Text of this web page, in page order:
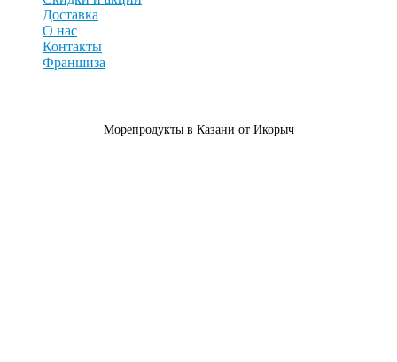
Доставка
О нас
Контакты
Франшиза
Морепродукты в Казани от Икорыч